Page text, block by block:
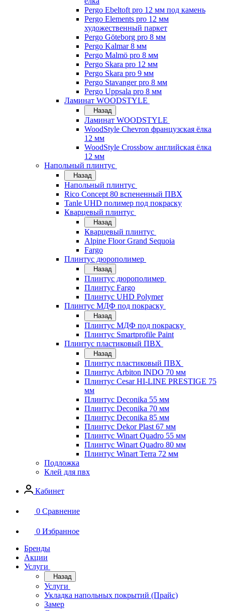
Pergo Ebeltoft pro 12 мм под камень
Pergo Elements pro 12 мм
художественный паркет
Pergo Göteborg pro 8 мм
Pergo Kalmar 8 мм
Pergo Malmö pro 8 мм
Pergo Skara pro 12 мм
Pergo Skara pro 9 мм
Pergo Stavanger pro 8 мм
Pergo Uppsala pro 8 мм
Ламинат WOODSTYLE
Назад
Ламинат WOODSTYLE
WoodStyle Chevron французская ёлка
12 мм
WoodStyle Crossbow английская ёлка
12 мм
Напольный плинтус
Назад
Напольный плинтус
Rico Concept 80 вспененный ПВХ
Tanle UHD полимер под покраску
Кварцевый плинтус
Назад
Кварцевый плинтус
Alpine Floor Grand Sequoia
Fargo
Плинтус дюрополимер
Назад
Плинтус дюрополимер
Плинтус Fargo
Плинтус UHD Polymer
Плинтус МДФ под покраску
Назад
Плинтус МДФ под покраску
Плинтус Smartprofile Paint
Плинтус пластиковый ПВХ
Назад
Плинтус пластиковый ПВХ
Плинтус Arbiton INDO 70 мм
Плинтус Cesar HI-LINE PRESTIGE 75
мм
Плинтус Deconika 55 мм
Плинтус Deconika 70 мм
Плинтус Deconika 85 мм
Плинтус Dekor Plast 67 мм
Плинтус Winart Quadro 55 мм
Плинтус Winart Quadro 80 мм
Плинтус Winart Terra 72 мм
Подложка
Клей для пвх
Кабинет
0 Сравнение
0 Избранное
Бренды
Акции
Услуги
Назад
Услуги
Укладка напольных покрытий (Прайс)
Замер